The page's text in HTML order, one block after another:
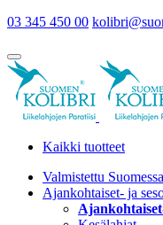
03 345 450 00
Kaikki tuotteet
Valmistettu Suomessa
Ajankohtaiset- ja